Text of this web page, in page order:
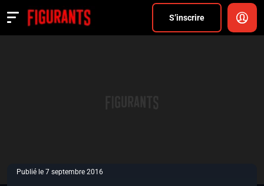
S’inscrire
Actualités
Publié le 7 septembre 2016